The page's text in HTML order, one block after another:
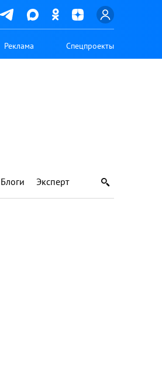
Реклама Спецпроекты
Блоги Эксперт